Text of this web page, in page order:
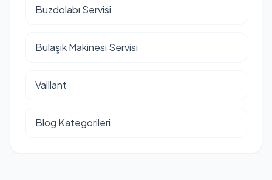
Buzdolabı Servisi
Bulaşık Makinesi Servisi
Vaillant
Blog Kategorileri